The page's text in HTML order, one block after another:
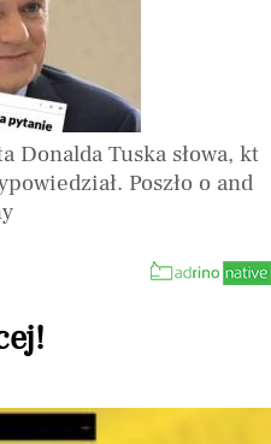
Donalda Tuska słowa, kt
Poszło o and